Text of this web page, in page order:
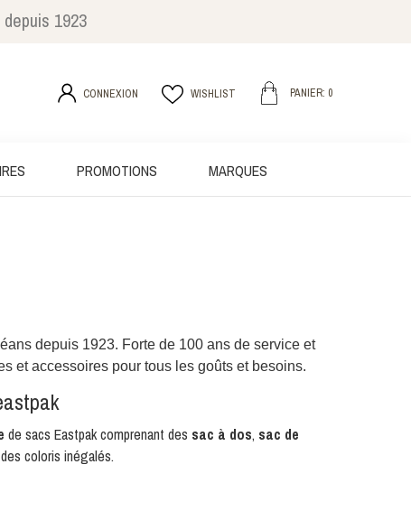
1923
CONNEXION WISHLIST PANIER: 0
PROMOTIONS MARQUES
depuis 1923. Forte de 100 ans de service et
et accessoires pour tous les goûts et besoins.
de sacs Eastpak comprenant des sac à dos, sac de
coloris inégalés.